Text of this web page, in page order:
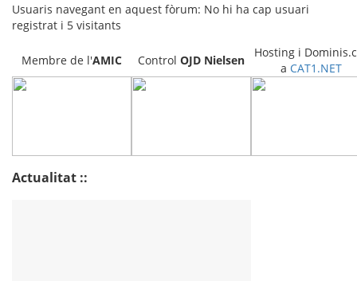
Usuaris navegant en aquest fòrum: No hi ha cap usuari
registrat i 5 visitants
Membre de l'AMIC Control OJD Nielsen
Hosting i
a CAT1.NET
Actualitat ::